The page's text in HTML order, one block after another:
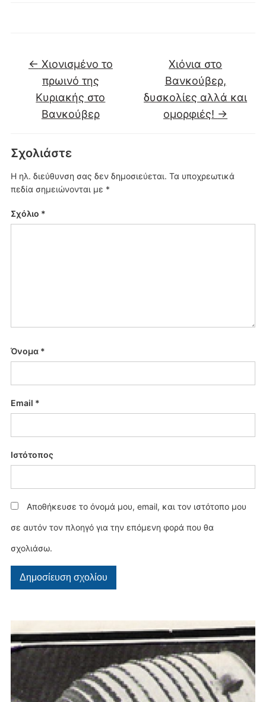
← Χιονισμένο το
πρωινό της
Κυριακής στο
Βανκούβερ
Χιόνια στο
Βανκούβερ,
δυσκολίες αλλά και
ομορφιές! →
Σχολιάστε
Η ηλ. διεύθυνση σας δεν δημοσιεύεται. Τα υποχρεωτικά
πεδία σημειώνονται με *
Σχόλιο *
Όνομα *
Email *
Ιστότοπος
Αποθήκευσε το όνομά μου, email, και τον ιστότοπο μου
σε αυτόν τον πλοηγό για την επόμενη φορά που θα
σχολιάσω.